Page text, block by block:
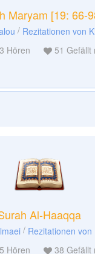
Maryam [19: 66-
/ Rezitationen von
Hören 51 Gefällt
Al-Haaqqa
/ Rezitationen von
Hören 38 Gefällt